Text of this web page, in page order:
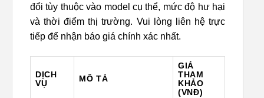
đổi tùy thuộc vào model cụ thể, mức độ hư hại
và thời điểm thị trường. Vui lòng liên hệ trực
tiếp để nhận báo giá chính xác nhất.
DỊCH
VỤ
MÔ TẢ
GIÁ
THAM
KHẢO
(VNĐ)